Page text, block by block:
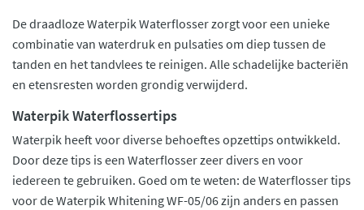
De draadloze Waterpik Waterflosser zorgt voor een unieke
combinatie van waterdruk en pulsaties om diep tussen de
tanden en het tandvlees te reinigen. Alle schadelijke bacteriën
en etensresten worden grondig verwijderd.
Waterpik Waterflossertips
Waterpik heeft voor diverse behoeftes opzettips ontwikkeld.
Door deze tips is een Waterflosser zeer divers en voor
iedereen te gebruiken. Goed om te weten: de Waterflosser tips
voor de Waterpik Whitening WF-05/06 zijn anders en passen